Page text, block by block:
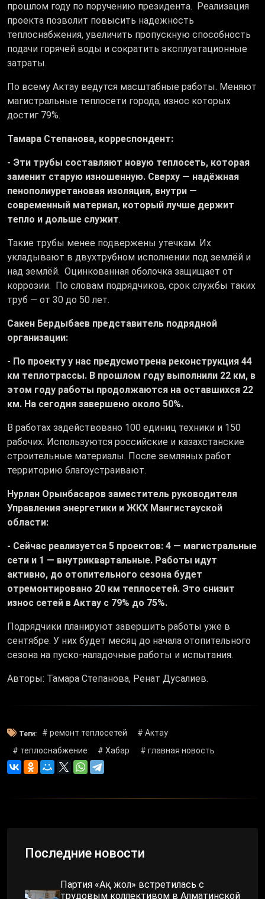
прошлом году по поручению президента. Реализация
проекта позволит повысить надежность
теплоснабжения, увеличить пропускную способность
подачи горячей воды и сократить эксплуатационные
затраты.
По всему Актау ведутся масштабные работы. Меняют
магистральные теплосети города, износ которых
достиг 79%.
Тамара Степанова, корреспондент:
- Эти трубы составляют новую теплосеть, которая
заменит старую изношенную. Сверху — надёжная
пенополиуретановая изоляция, внутри —
современный материал, который лучше держит
тепло и дольше служит.
Такие трубы менее подвержены утечкам. Их
укладывают в двухтрубном исполнении под землёй и
над землёй. Оцинкованная оболочка защищает от
коррозии. По словам подрядчиков, срок службы таких
труб — от 30 до 50 лет.
Сакен Бердыбаев представитель подрядной
организации:
- По проекту у нас предусмотрена реконструкция 44
км теплотрассы. В прошлом году выполнили 22 км, в
этом году работы продолжаются на оставшихся 22
км. На сегодня завершено около 50%.
В работах задействовано 100 единиц техники и 150
рабочих. Используются российские и казахстанские
строительные материалы. После земляных работ
территорию благоустраивают.
Нурлан Орынбасаров заместитель руководителя
Управления энергетики и ЖКХ Мангистауской
области:
- Сейчас реализуется 5 проектов: 4 — магистральные
сети и 1 — внутриквартальные. Работы идут
активно, до отопительного сезона будет
отремонтировано 20 км теплосетей. Это снизит
износ сетей в Актау с 79% до 75%.
Подрядчики планируют завершить работы уже в
сентябре. У них будет месяц до начала отопительного
сезона на пуско-наладочные работы и испытания.
Авторы: Тамара Степанова, Ренат Дусалиев.
Теги: # ремонт теплосетей
# Актау
# теплоснабжение
# Хабар # главная новость
Последние новости
Партия «Ақ жол» встретилась с
трудовым коллективом в Алматинской